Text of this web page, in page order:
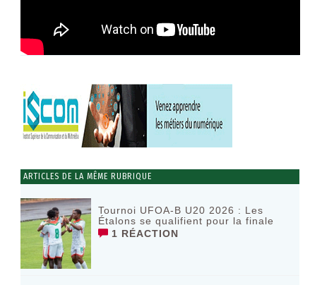
ARTICLES DE LA MÊME RUBRIQUE
Tournoi UFOA-B U20 2026 : Les
Étalons se qualifient pour la finale
1 RÉACTION